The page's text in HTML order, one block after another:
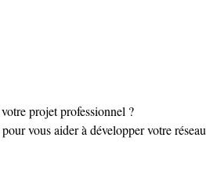
projet professionnel ?
vous aider à développer votre réseau